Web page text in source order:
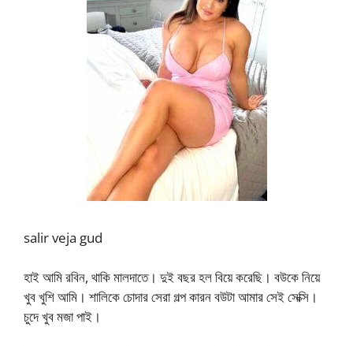
salir veja gud
হাই আমি রবিন, থাকি মালদাতে। দুই বছর হল বিয়ে করেছি। বউকে নিয়ে
খুব খুশি আমি। শালিকে চোদার সেরা গল্প কারন বউটা আমার সেই সেক্সি।
চুদে খুব মজা পাই।